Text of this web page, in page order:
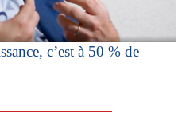
c’est à 50 % de